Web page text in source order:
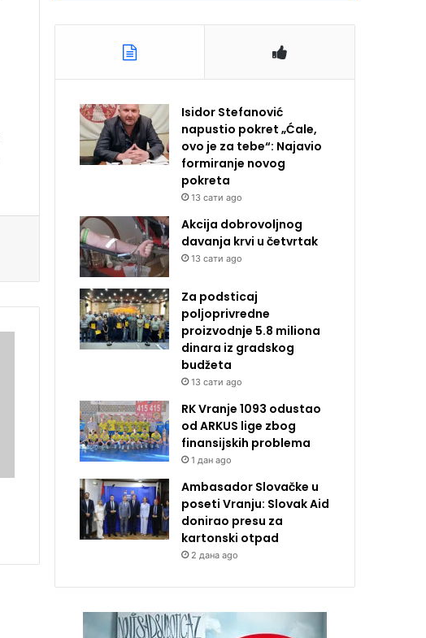
Isidor Stefanović
napustio pokret „Ćale,
ovo je za tebe“: Najavio
formiranje novog
pokreta
13 сати ago
Akcija dobrovoljnog
davanja krvi u četvrtak
13 сати ago
Za podsticaj
poljoprivredne
proizvodnje 5.8 miliona
dinara iz gradskog
budžeta
13 сати ago
RK Vranje 1093 odustao
od ARKUS lige zbog
finansijskih problema
1 дан ago
Ambasador Slovačke u
poseti Vranju: Slovak Aid
donirao presu za
kartonski otpad
2 дана ago